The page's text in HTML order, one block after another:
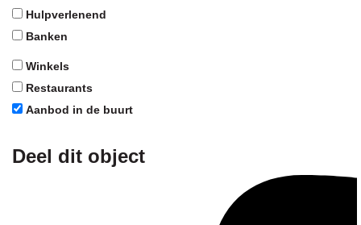
Hulpverlenend
Banken
Winkels
Restaurants
Aanbod in de buurt
Deel dit object